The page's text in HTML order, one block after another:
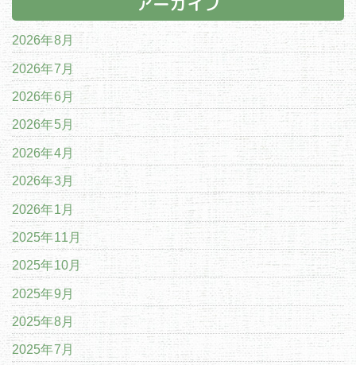
2026年8月
2026年7月
2026年6月
2026年5月
2026年4月
2026年3月
2026年1月
2025年11月
2025年10月
2025年9月
2025年8月
2025年7月